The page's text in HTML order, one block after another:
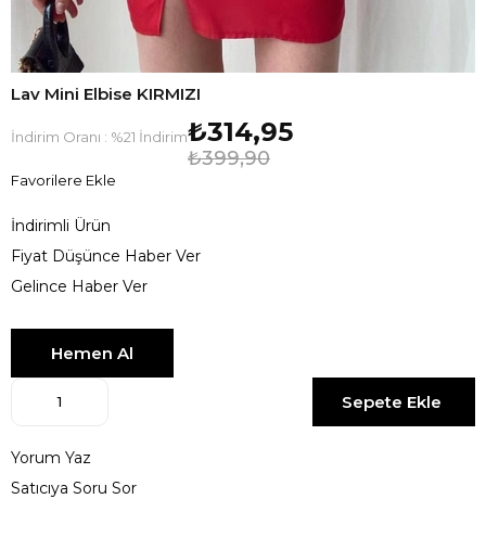
Lav Mini Elbise KIRMIZI
İndirim Oranı : %21 İndirim
₺399,90
₺314,95
Favorilere Ekle
İndirimli Ürün
Fiyat Düşünce Haber Ver
Gelince Haber Ver
Yorum Yaz
Satıcıya Soru Sor